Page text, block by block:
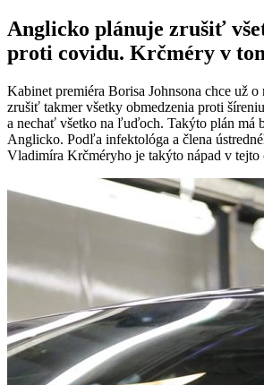
Anglicko plánuje zrušiť
proti covidu. Krčméry v
Kabinet premiéra Borisa Johnsona chce už o
zrušiť takmer všetky obmedzenia proti
a nechať všetko na ľuďoch. Takýto plán má
Anglicko. Podľa infektológa a člena
Vladimíra Krčméryho je takýto nápad v tejto